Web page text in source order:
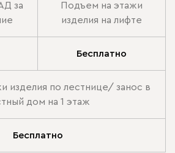
за
Подъем на этажи
изделия на лифте
Бесплатно
изделия по лестнице/ занос в
дом на 1 этаж
Бесплатно